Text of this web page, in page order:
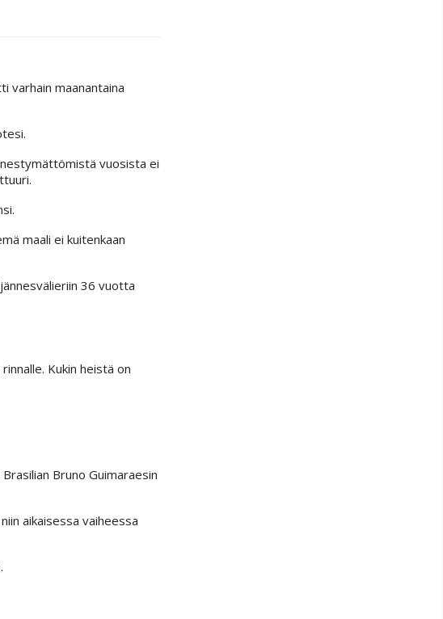
varhain maanantaina
vuosista ei
maali ei kuitenkaan
36 vuotta
Kukin heistä on
Bruno Guimaraesin
aikaisessa vaiheessa